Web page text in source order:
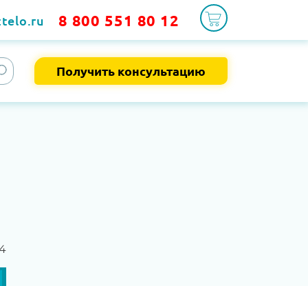
8 800 551 80 12
Получить консультацию